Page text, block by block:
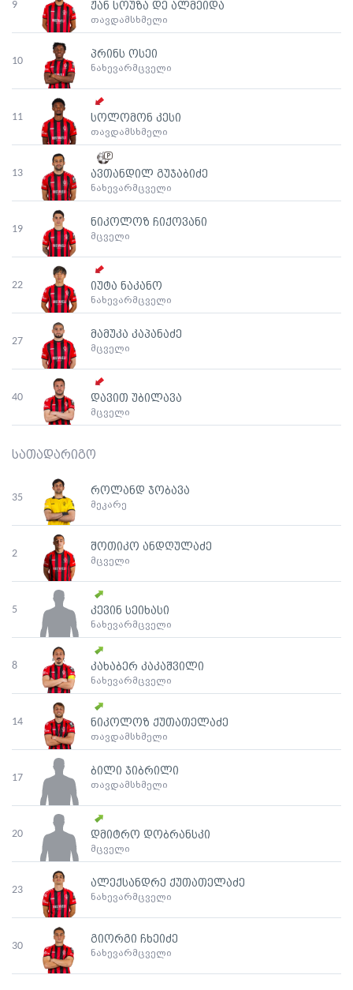
9 ჟან სოუზა დე ალმეიდა
თავდამსხმელი
10
პრინს ოსეი
ნახევარმცველი
11 სოლომონ კესი
თავდამსხმელი
13 ავთანდილ გუჯაბიძე
ნახევარმცველი
19
ნიკოლოზ ჩიქოვანი
მცველი
22 იუტა ნაკანო
ნახევარმცველი
27
მამუკა კაპანაძე
მცველი
40 დავით უბილავა
მცველი
სათადარიგო
35
როლანდ ჯობავა
მეკარე
2
შოთიკო ანდღულაძე
მცველი
5 კევინ სეიხასი
ნახევარმცველი
8 კახაბერ კაკაშვილი
ნახევარმცველი
14 ნიკოლოზ ქუთათელაძე
თავდამსხმელი
17
ბილი ჯიბრილი
თავდამსხმელი
20 დმიტრო დობრანსკი
მცველი
23
ალექსანდრე ქუთათელაძე
ნახევარმცველი
30
გიორგი ჩხეიძე
ნახევარმცველი